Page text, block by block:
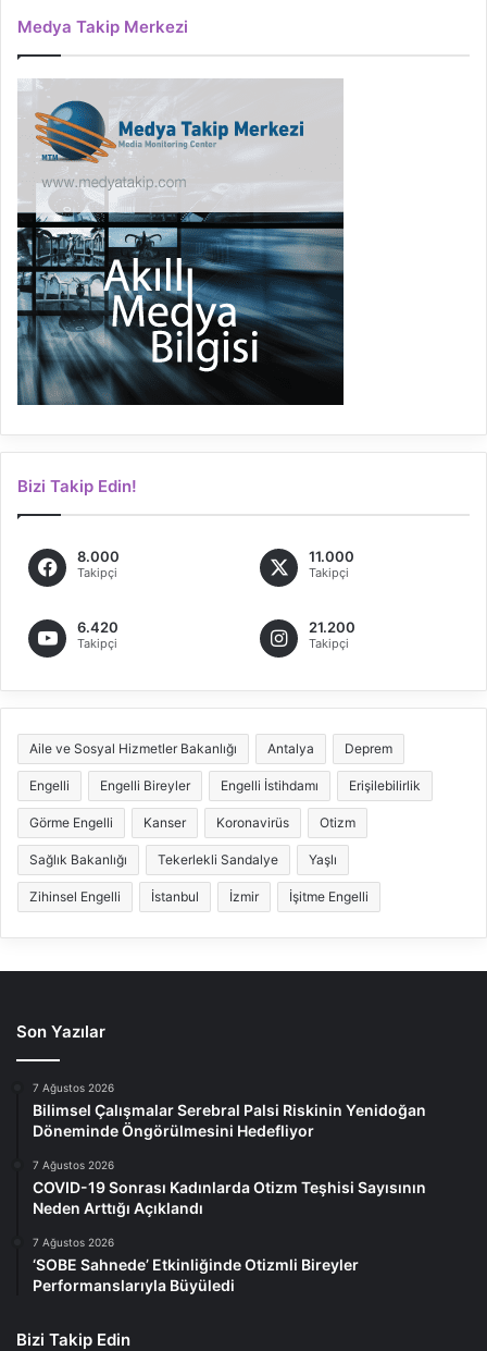
Medya Takip Merkezi
Bizi Takip Edin!
8.000
Takipçi
11.000
Takipçi
6.420
Takipçi
21.200
Takipçi
Aile ve Sosyal Hizmetler Bakanlığı Antalya Deprem
Engelli Engelli Bireyler Engelli İstihdamı Erişilebilirlik
Görme Engelli Kanser Koronavirüs Otizm
Sağlık Bakanlığı Tekerlekli Sandalye Yaşlı
Zihinsel Engelli İstanbul İzmir İşitme Engelli
Son Yazılar
7 Ağustos 2026
Bilimsel Çalışmalar Serebral Palsi Riskinin Yenidoğan
Döneminde Öngörülmesini Hedefliyor
7 Ağustos 2026
COVID-19 Sonrası Kadınlarda Otizm Teşhisi Sayısının
Neden Arttığı Açıklandı
7 Ağustos 2026
‘SOBE Sahnede’ Etkinliğinde Otizmli Bireyler
Performanslarıyla Büyüledi
Bizi Takip Edin